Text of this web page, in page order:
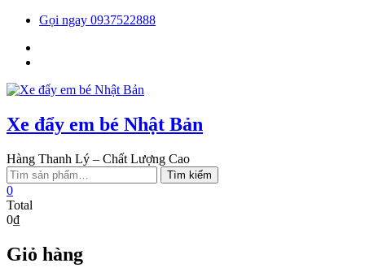
Skip
content
Gọi ngay 0937522888
Xe đẩy em bé Nhật Bản
Hàng Thanh Lý – Chất Lượng Cao
Tìm
kiếm:
Tìm kiếm
0
Total
0₫
Giỏ hàng